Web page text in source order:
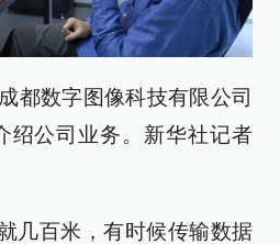
都数字图像科技有限公司
绍公司业务。新华社记者
几百米，有时候传输数据